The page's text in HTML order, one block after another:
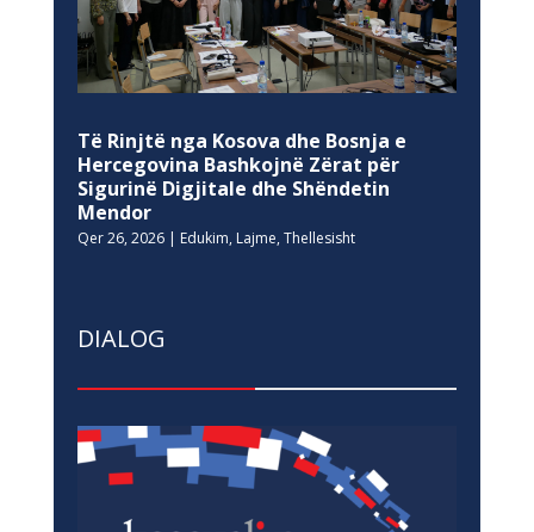
Të Rinjtë nga Kosova dhe Bosnja e
Hercegovina Bashkojnë Zërat për
Sigurinë Digjitale dhe Shëndetin
Mendor
Qer 26, 2026| Edukim, Lajme, Thellesisht
DIALOG